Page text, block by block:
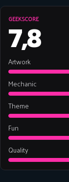
GEEKSCORE
7,8
Artwork
Mechanic
Theme
Fun
Quality